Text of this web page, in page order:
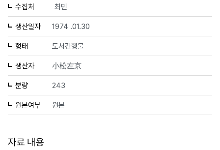
수집처 최민
생산일자 1974 .01.30
형태 도서간행물
생산자 小松左京
분량 243
원본여부 원본
자료 내용